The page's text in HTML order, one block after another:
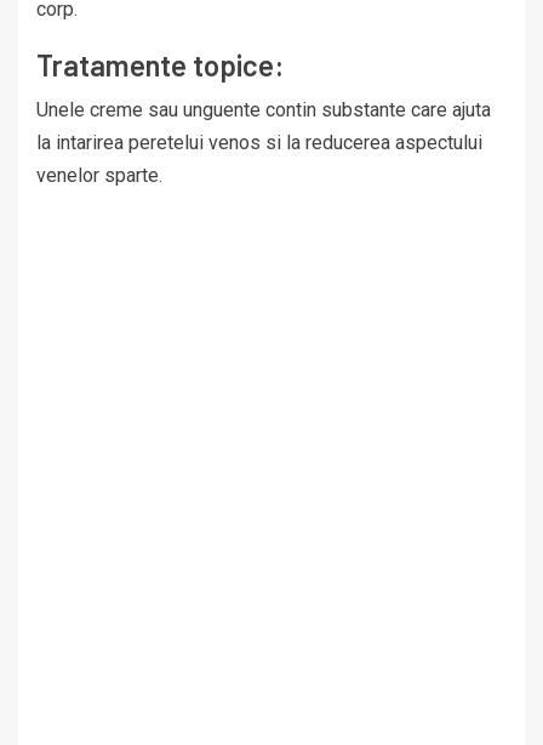
corp.
Tratamente topice:
Unele creme sau unguente contin substante care ajuta
la intarirea peretelui venos si la reducerea aspectului
venelor sparte.